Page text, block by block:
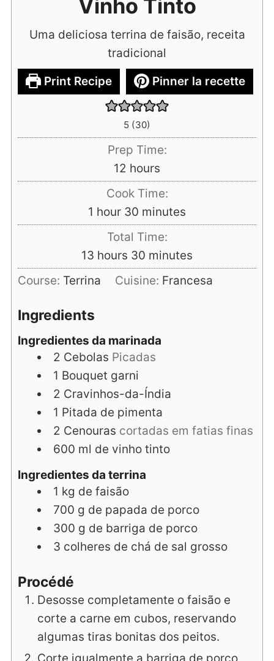
Vinho Tinto
Uma deliciosa terrina de faisão, receita
tradicional
Print Recipe
Pinner la recette
5 (30)
Prep Time:
12 hours
hours
Cook Time:
1 hour
hour 30 minutes
minutes
Total Time:
13 hours
hours 30 minutes
minutes
Course: Terrina Cuisine: Francesa
Ingredients
Ingredientes da marinada
2 Cebolas Picadas
1 Bouquet garni
2 Cravinhos-da-Índia
1 Pitada de pimenta
2 Cenouras cortadas em fatias finas
600 ml de vinho tinto
Ingredientes da terrina
1 kg de faisão
700 g de papada de porco
300 g de barriga de porco
3 colheres de chá de sal grosso
Procédé
Desosse completamente o faisão e
corte a carne em cubos, reservando
algumas tiras bonitas dos peitos.
Corte igualmente a barriga de porco